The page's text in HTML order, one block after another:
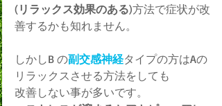
(リラックス効果のある)方法で症状が改
善するかも知れません。
しかしB の副交感神経タイプの方はAの
リラックスさせる方法をしても
改善しない事が多いです。